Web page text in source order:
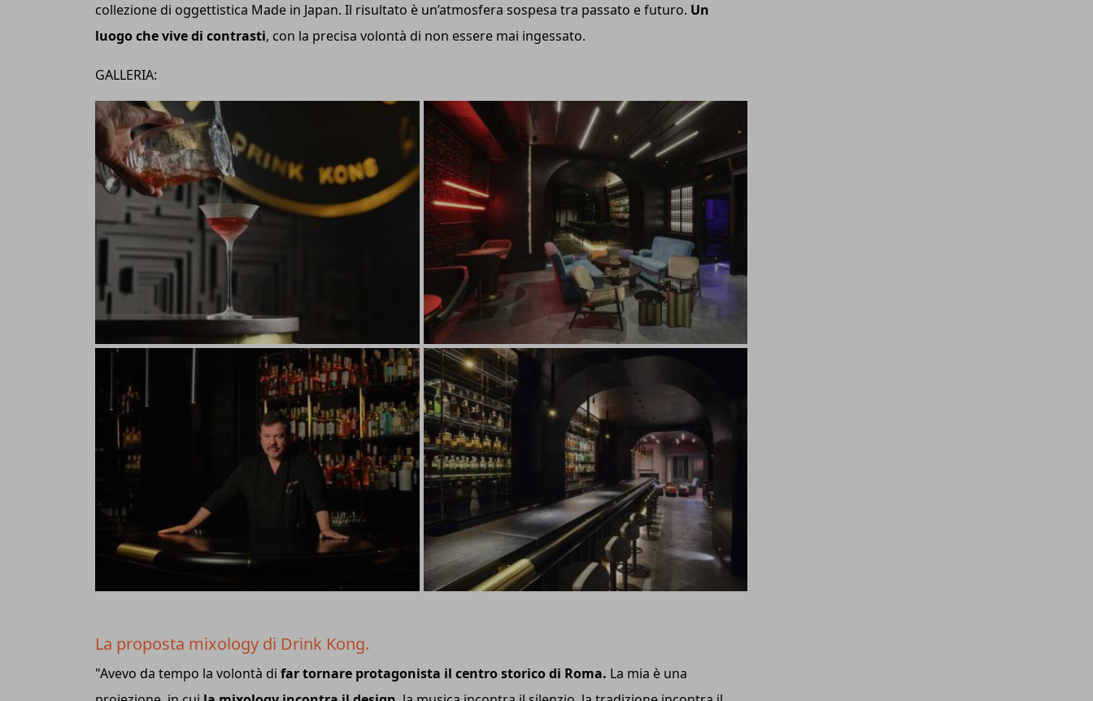
collezione di oggettistica Made in Japan. Il risultato è un’atmosfera sospesa tra passato e futuro. Un
luogo che vive di contrasti, con la precisa volontà di non essere mai ingessato.
GALLERIA:
La proposta mixology di Drink Kong.
"Avevo da tempo la volontà di far tornare protagonista il centro storico di Roma. La mia è una